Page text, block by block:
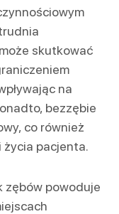
skutkować
na
bezzębie
co również
pacjenta.
zębów powoduje